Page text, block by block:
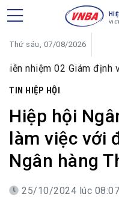
Thứ sáu, 07/08/2026
Giám định viên tư pháp
TIN HIỆP HỘI
Hiệp hội
làm việc với
Ngân hàng
25/10/2024 lúc